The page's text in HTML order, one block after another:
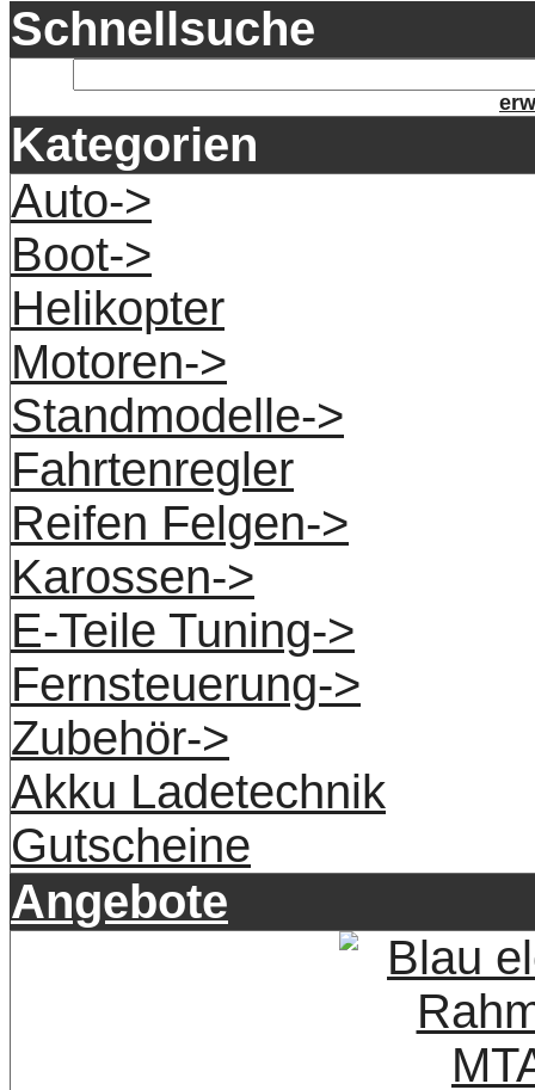
Schnellsuche
Kategorien
Auto->
Boot->
Helikopter
Motoren->
Standmodelle->
Fahrtenregler
Reifen Felgen->
Karossen->
E-Teile Tuning->
Fernsteuerung->
Zubehör->
Akku Ladetechnik
Gutscheine
Angebote